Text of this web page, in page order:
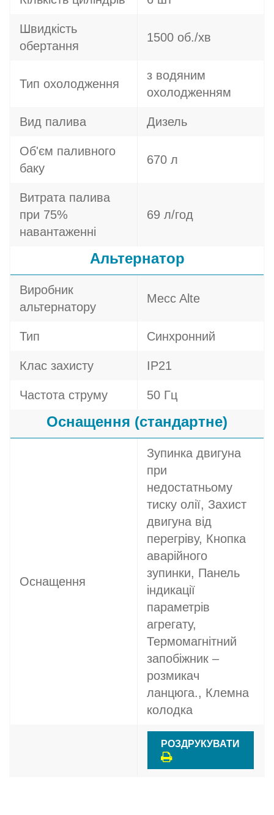
Швидкість
обертання
1500 об./хв
Тип охолодження
з водяним
охолодженням
Вид палива Дизель
Об'єм паливного
баку
670 л
Витрата палива
при 75%
навантаженні
69 л/год
Альтернатор
Виробник
альтернатору
Mecc Alte
Тип Синхронний
Клас захисту IP21
Частота струму 50 Гц
Оснащення (стандартне)
Оснащення
Зупинка двигуна
при
недостатньому
тиску олії, Захист
двигуна від
перегріву, Кнопка
аварійного
зупинки, Панель
індикації
параметрів
агрегату,
Термомагнітний
запобіжник –
розмикач
ланцюга., Клемна
колодка
РОЗДРУКУВАТИ